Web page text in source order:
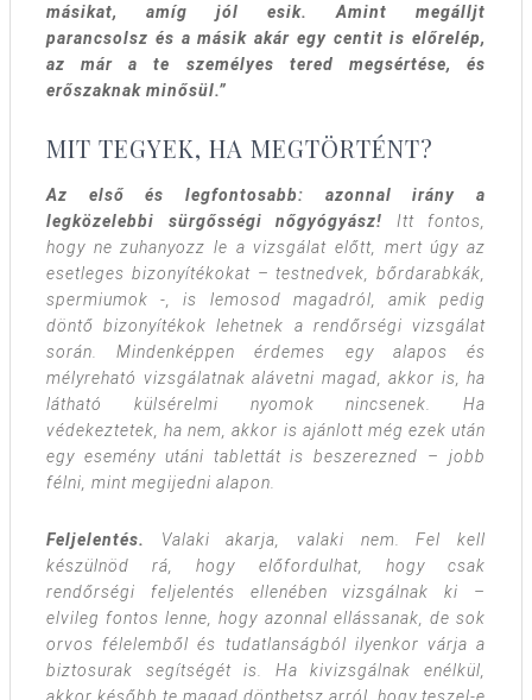
másikat, amíg jól esik. Amint megálljt
parancsolsz és a másik akár egy centit is előrelép,
az már a te személyes tered megsértése, és
erőszaknak minősül.”
MIT TEGYEK, HA MEGTÖRTÉNT?
Az első és legfontosabb: azonnal irány a
legközelebbi sürgősségi nőgyógyász! Itt fontos,
hogy ne zuhanyozz le a vizsgálat előtt, mert úgy az
esetleges bizonyítékokat – testnedvek, bőrdarabkák,
spermiumok -, is lemosod magadról, amik pedig
döntő bizonyítékok lehetnek a rendőrségi vizsgálat
során. Mindenképpen érdemes egy alapos és
mélyreható vizsgálatnak alávetni magad, akkor is, ha
látható külsérelmi nyomok nincsenek. Ha
védekeztetek, ha nem, akkor is ajánlott még ezek után
egy esemény utáni tablettát is beszerezned – jobb
félni, mint megijedni alapon.
Feljelentés.
Valaki akarja, valaki nem. Fel kell
készülnöd rá, hogy előfordulhat, hogy csak
rendőrségi feljelentés ellenében vizsgálnak ki –
elvileg fontos lenne, hogy azonnal ellássanak, de sok
orvos félelemből és tudatlanságból ilyenkor várja a
biztosurak segítségét is. Ha kivizsgálnak enélkül,